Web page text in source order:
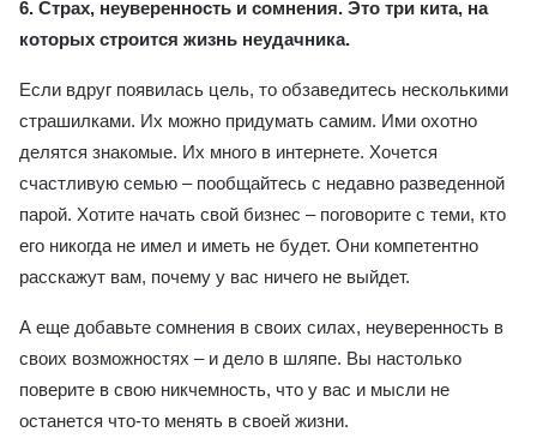
6. Страх, неуверенность и сомнения. Это три кита, на
которых строится жизнь неудачника.
Если вдруг появилась цель, то обзаведитесь несколькими
страшилками. Их можно придумать самим. Ими охотно
делятся знакомые. Их много в интернете. Хочется
счастливую семью – пообщайтесь с недавно разведенной
парой. Хотите начать свой бизнес – поговорите с теми, кто
его никогда не имел и иметь не будет. Они компетентно
расскажут вам, почему у вас ничего не выйдет.
А еще добавьте сомнения в своих силах, неуверенность в
своих возможностях – и дело в шляпе. Вы настолько
поверите в свою никчемность, что у вас и мысли не
останется что-то менять в своей жизни.